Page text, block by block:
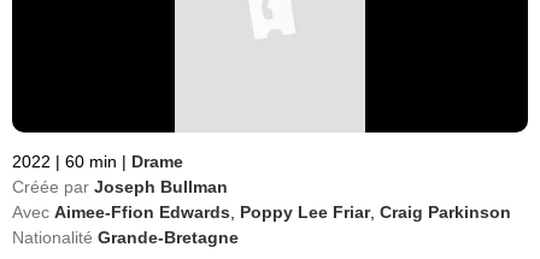
2022 | 60 min | Drame
Créée par Joseph Bullman
Avec Aimee-Ffion Edwards Poppy Lee Friar, Craig Parkinson
Nationalité Grande-Bretagne